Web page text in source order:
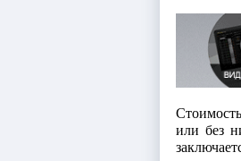
или без